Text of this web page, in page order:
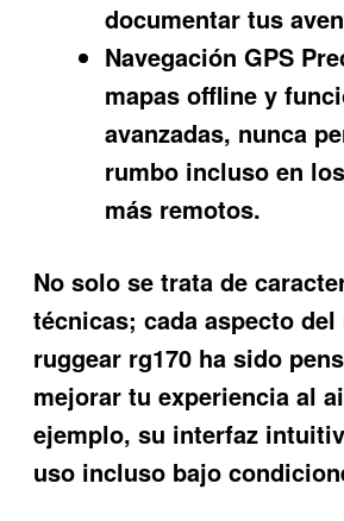
documentar tus
Navegación GPS
mapas offline y
avanzadas, nunca
rumbo incluso en
más remotos.
No solo se trata de
técnicas; cada aspecto
ruggear rg170 ha sido
mejorar tu experiencia al
ejemplo, su interfaz
uso incluso bajo